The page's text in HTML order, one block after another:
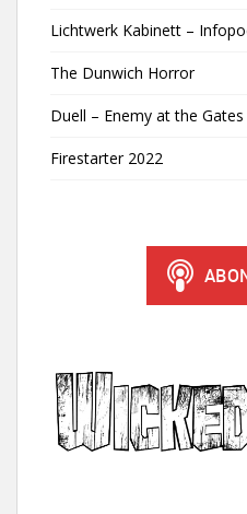
Lichtwerk Kabinett –
The Dunwich Horror
Duell – Enemy at the Gates
Firestarter 2022